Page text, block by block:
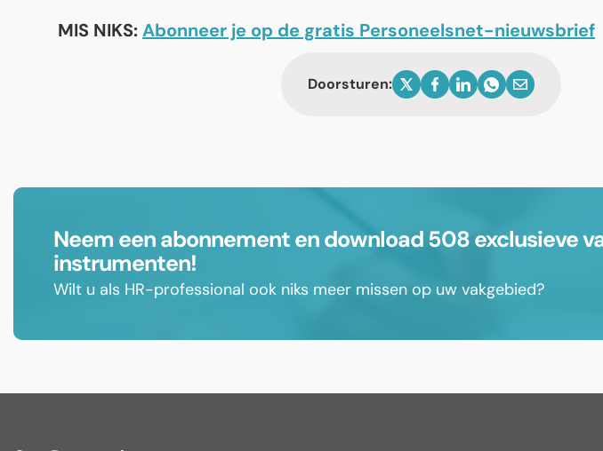
MIS NIKS:Abonneer je op de gratis Personeelsnet-nieuwsbrief
Doorsturen:
Neem een abonnement en download 508 exclusieve
instrumenten!
Wilt u als HR-professional ook niks meer missen op uw vakgebied?